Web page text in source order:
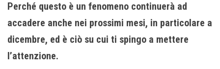
Perché questo è un fenomeno continuerà ad
accadere anche nei prossimi mesi, in particolare a
dicembre, ed è ciò su cui ti spingo a mettere
l’attenzione.